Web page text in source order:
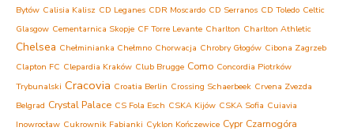
Bytów Calisia Kalisz CD Leganes CDR Moscardo CD Serranos CD Toledo Celtic
Glasgow Cementarnica Skopje CF Torre Levante Charlton Charlton Athletic
Chelsea Chełminianka Chełmno Chorwacja Chrobry Głogów Cibona Zagrzeb
Clapton FC Clepardia Kraków Club Brugge Como Concordia Piotrków
Trybunalski Cracovia Croatia Berlin Crossing Schaerbeek Crvena Zvezda
Belgrad Crystal Palace CS Fola Esch CSKA Kijów CSKA Sofia Cuiavia
Inowrocław Cukrownik Fabianki Cyklon Kończewice Cypr Czarnogóra